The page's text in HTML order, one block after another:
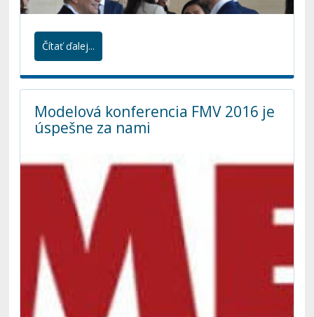
Čítať ďalej...
Modelová konferencia FMV 2016 je
úspešne za nami